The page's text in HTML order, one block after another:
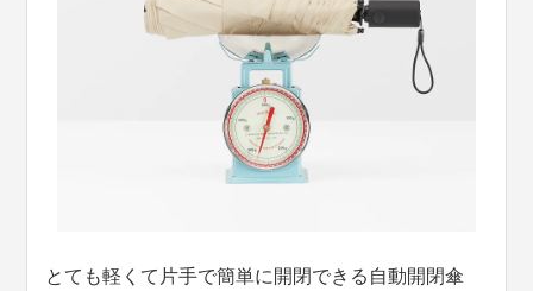
とても軽くて片手で簡単に開閉できる自動開閉傘